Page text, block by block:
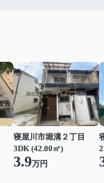
寝屋川市堀溝２丁目
3DK (42.00㎡)
3.9万円